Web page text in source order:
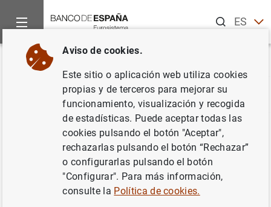
ESEN
Inicio Estadísticas
Volver
C D E F G H
Hogares
Aviso de cookies.
Este sitio o aplicación web utiliza cookies
propias y de terceros para mejorar su
funcionamiento, visualización y recogida
de estadísticas. Puede aceptar todas las
cookies pulsando el botón "Aceptar",
rechazarlas pulsando el botón “Rechazar”
o configurarlas pulsando el botón
"Configurar". Para más información,
consulte la Política de cookies.